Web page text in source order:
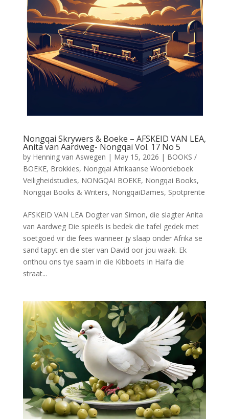
Nongqai Skrywers & Boeke – AFSKEID VAN LEA,
Anita van Aardweg- Nongqai Vol. 17 No 5
by Henning van Aswegen | May 15, 2026 | BOOKS /
BOEKE, Brokkies, Nongqai Afrikaanse Woordeboek
Veiligheidstudies, NONGQAI BOEKE, Nongqai Books,
Nongqai Books & Writers, NongqaiDames, Spotprente
AFSKEID VAN LEA Dogter van Simon, die slagter Anita
van Aardweg Die spieëls is bedek die tafel gedek met
soetgoed vir die fees wanneer jy slaap onder Afrika se
sand tapyt en die ster van David oor jou waak. Ek
onthou ons tye saam in die Kibboets In Haifa die
straat...